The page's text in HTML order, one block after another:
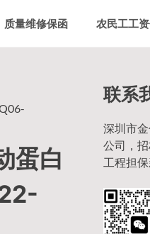
质量维修保函 农民工工
蛋白
联系
深圳市
公司，
工程担保